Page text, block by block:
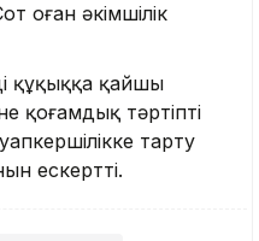
оған әкімшілік
құқыққа қайшы
қоғамдық тәртіпті
тарту
ескертті.